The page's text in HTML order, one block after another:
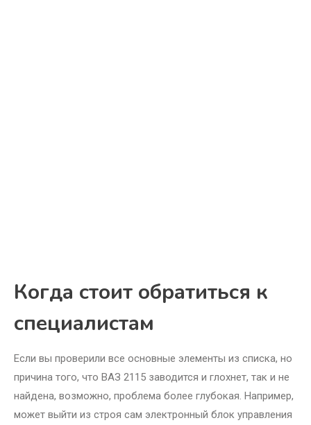
Когда стоит обратиться к
специалистам
Если вы проверили все основные элементы из списка, но
причина того, что ВАЗ 2115 заводится и глохнет, так и не
найдена, возможно, проблема более глубокая. Например,
может выйти из строя сам электронный блок управления